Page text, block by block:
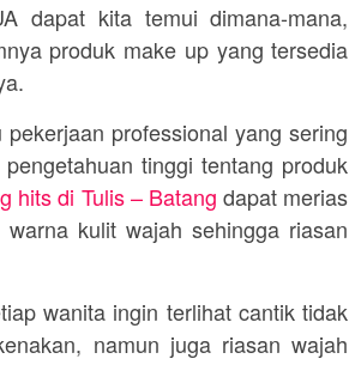
dapat kita temui dimana-mana,
produk make up yang tersedia
professional yang sering
tinggi tentang produk
hits di Tulis – Batang dapat merias
kulit wajah sehingga riasan
wanita ingin terlihat cantik tidak
namun juga riasan wajah